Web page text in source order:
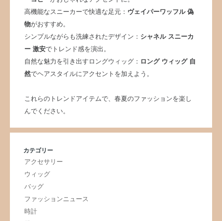
高機能なスニーカーで快適な足元： ヴェイパーワッフル 偽
物がおすすめ。
シンプルながらも洗練されたデザイン： シャネル スニーカ
ー 激安でトレンド感を演出。
自然な魅力を引き出すロングウィッグ： ロング ウィッグ 自
然でヘアスタイルにアクセントを加えよう。
これらのトレンドアイテムで、春夏のファッションを楽し
んでください。
カテゴリー
アクセサリー
ウィッグ
バッグ
ファッションニュース
時計